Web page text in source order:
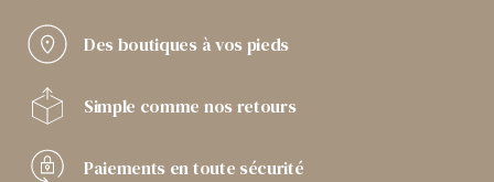
Des boutiques à vos pieds
Simple comme nos retours
Paiements en toute sécurité